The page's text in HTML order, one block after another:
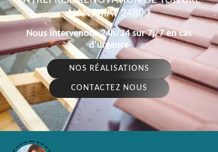
NANTHIAT 24800
Nous intervenons 24h/24 sur 7j/7 en cas
d'urgence
NOS RÉALISATIONS
CONTACTEZ NOUS